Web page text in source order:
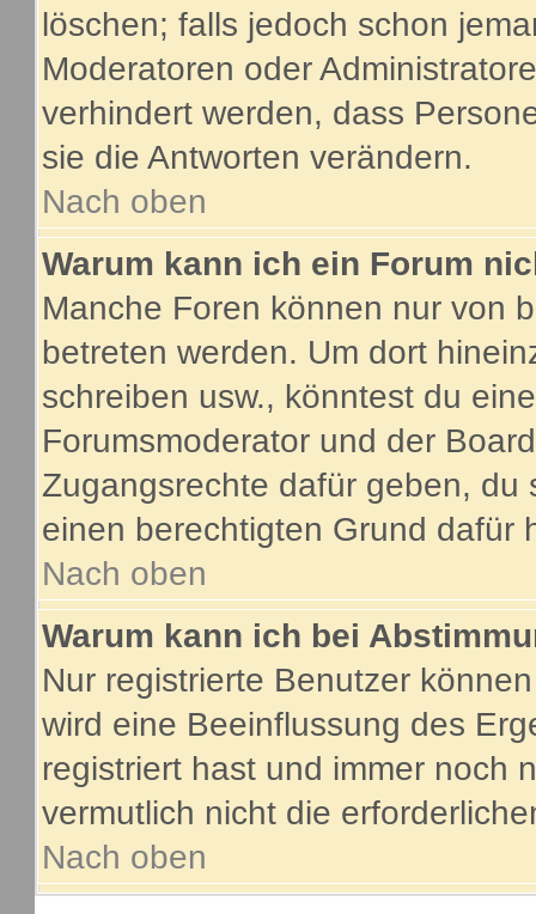
löschen; falls jedoch schon
Moderatoren oder
verhindert werden, dass
sie die Antworten verändern.
Nach oben
Warum kann ich ein Forum
Manche Foren können nur von
betreten werden. Um dort
schreiben usw., könntest du
Forumsmoderator und der
Zugangsrechte dafür geben,
einen berechtigten Grund dafür
Nach oben
Warum kann ich bei
Nur registrierte Benutzer
wird eine Beeinflussung des
registriert hast und immer noch
vermutlich nicht die
Nach oben